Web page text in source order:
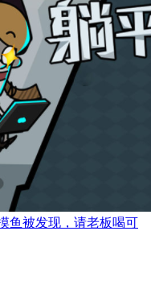
鱼被发现，请老板喝可